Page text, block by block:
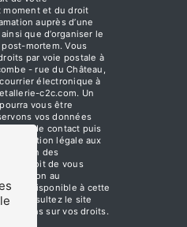
et du droit
auprès d’une
que d’organiser le
mortem. Vous
par voie postale à
- rue du Château,
électronique à
c2c.com. Un
vous être
vos données
prise de contact puis
légale aux
gestion des
le droit de vous
au
disponible à cette
. Consultez le site
sur vos droits.